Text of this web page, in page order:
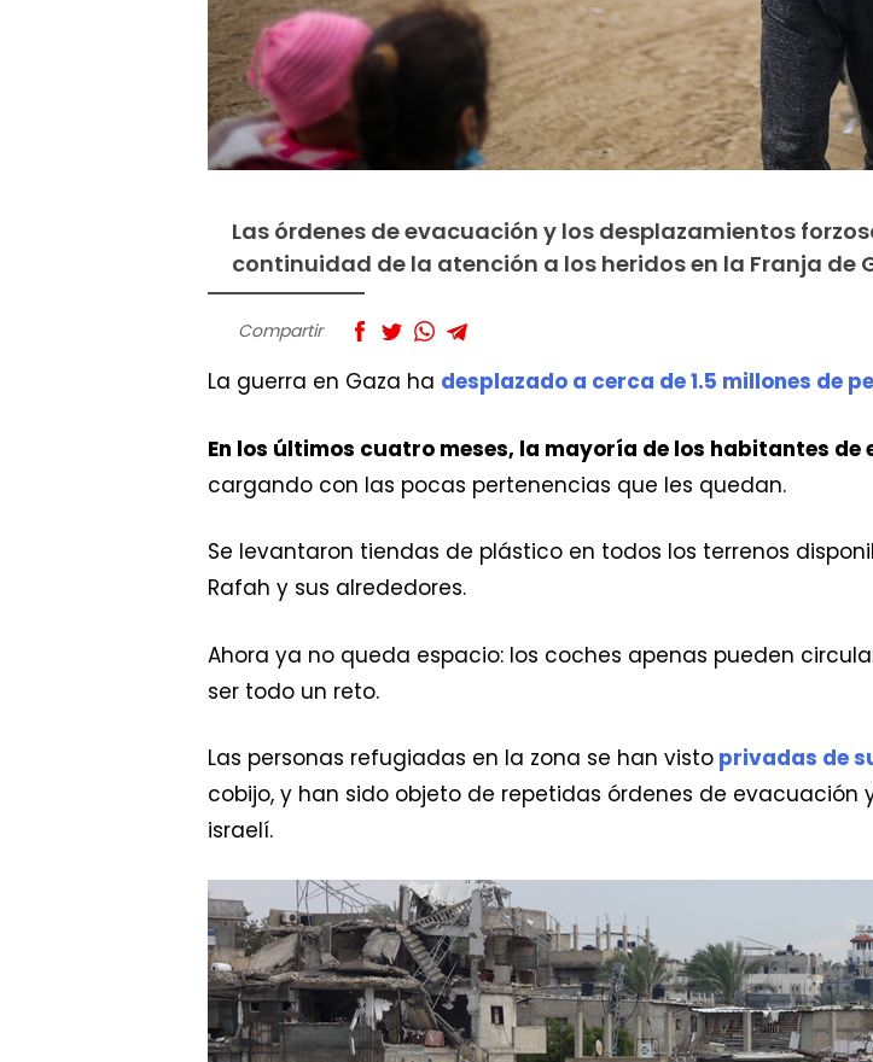
Las órdenes de evacuación y los desplazamientos
continuidad de la atención a los heridos en la Franja de
Compartir
La guerra en Gaza ha desplazado a cerca de 1.5 millones de
En los últimos cuatro meses, la mayoría de los habitantes
cargando con las pocas pertenencias que les quedan.
Se levantaron tiendas de plástico en todos los terrenos
Rafah y sus alrededores.
Ahora ya no queda espacio: los coches apenas pueden
ser todo un reto.
Las personas refugiadas en la zona se han visto privadas de
cobijo, y han sido objeto de repetidas órdenes de
israelí.